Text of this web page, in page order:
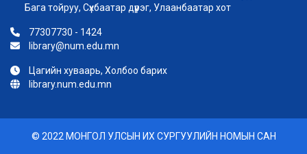
Бага тойруу, Сүхбаатар дүүрэг, Улаанбаатар хот
77307730 - 1424
library@num.edu.mn
Цагийн хуваарь, Холбоо барих
library.num.edu.mn
© 2022 МОНГОЛ УЛСЫН ИХ СУРГУУЛИЙН НОМЫН САН